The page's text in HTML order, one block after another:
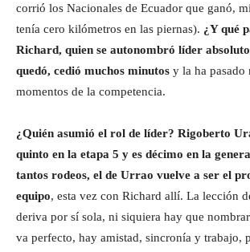
corrió los Nacionales de Ecuador que ganó,
tenía cero kilómetros en las piernas). ¿Y qué
Richard, quien se autonombró líder
quedó, cedió muchos minutos y la ha pasado
momentos de la competencia.
¿Quién asumió el rol de líder? Rigoberto
quinto en la etapa 5 y es décimo en la
tantos rodeos, el de Urrao vuelve a ser el
equipo, esta vez con Richard allí. La lección
deriva por sí sola, ni siquiera hay que
va perfecto, hay amistad, sincronía y trabajo,